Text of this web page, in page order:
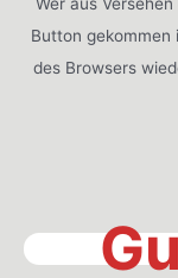
Button gekommen
des Browsers